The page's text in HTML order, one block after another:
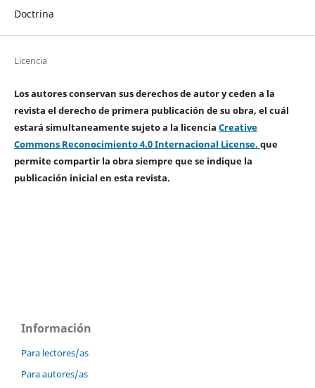
Doctrina
Licencia
Los autores conservan sus derechos de autor y ceden a la
revista el derecho de primera publicación de su obra, el cuál
estará simultaneamente sujeto a la licencia Creative
Commons Reconocimiento 4.0 Internacional License. que
permite compartir la obra siempre que se indique la
publicación inicial en esta revista.
Información
Para lectores/as
Para autores/as